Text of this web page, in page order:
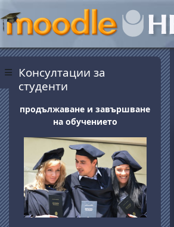
Страничен панел
Блокове
Консултации за
студенти
продължаване и завършване
на обучението